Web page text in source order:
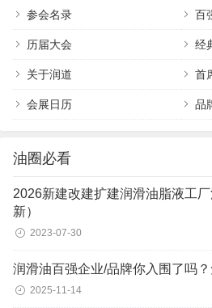
参会名录 百
历届大会 经
关于润道 首
会展日历 品
油圈必看
2026新建改建扩建润滑油脂液工
新）
2023-07-30
润滑油百强企业/品牌你入围了吗
2025-11-14